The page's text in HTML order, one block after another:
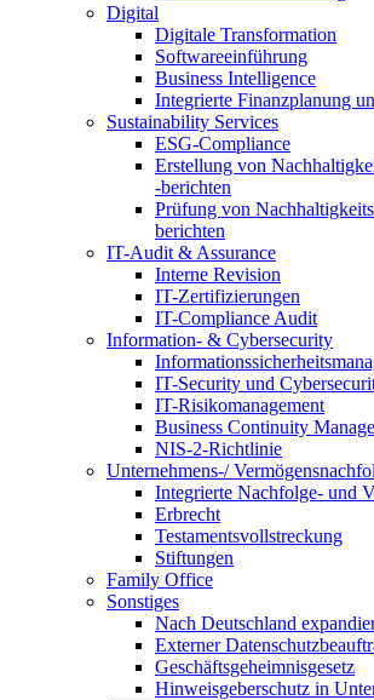
Digital
Digitale Transformation
Softwareeinführung
Business Intelligence
Integrierte Finanzplanung
Sustainability Services
ESG-Compliance
Erstellung von
-berichten
Prüfung von
berichten
IT-Audit & Assurance
Interne Revision
IT-Zertifizierungen
IT-Compliance Audit
Information- & Cybersecurity
IT-Security und
IT-Risikomanagement
Business Continuity
NIS-2-Richtlinie
Unternehmens-/
Integrierte Nachfolge- und
Erbrecht
Testamentsvollstreckung
Stiftungen
Family Office
Sonstiges
Nach Deutschland
Externer
Geschäftsgeheimnisgesetz
Hinweisgeberschutz in